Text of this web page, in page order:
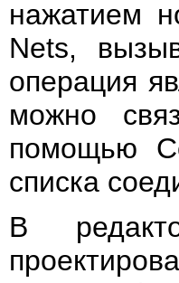
нажатием
Nets,
операция
можно
помощью
списка
В